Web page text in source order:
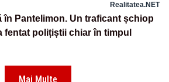
Realitatea.NET
în Pantelimon. Un traficant șchiop
fentat polițiștii chiar în timpul
Mai Multe